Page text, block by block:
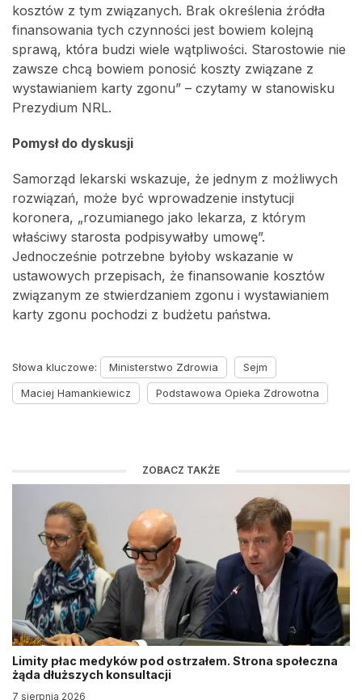
kosztów z tym związanych. Brak określenia źródła
finansowania tych czynności jest bowiem kolejną
sprawą, która budzi wiele wątpliwości. Starostowie nie
zawsze chcą bowiem ponosić koszty związane z
wystawianiem karty zgonu” – czytamy w stanowisku
Prezydium NRL.
Pomysł do dyskusji
Samorząd lekarski wskazuje, że jednym z możliwych
rozwiązań, może być wprowadzenie instytucji
koronera, „rozumianego jako lekarza, z którym
właściwy starosta podpisywałby umowę”.
Jednocześnie potrzebne byłoby wskazanie w
ustawowych przepisach, że finansowanie kosztów
związanym ze stwierdzaniem zgonu i wystawianiem
karty zgonu pochodzi z budżetu państwa.
Słowa kluczowe: Ministerstwo Zdrowia
Sejm
Maciej Hamankiewicz
Podstawowa Opieka Zdrowotna
ZOBACZ TAKŻE
Limity płac medyków pod ostrzałem. Strona społeczna
żąda dłuższych konsultacji
7 sierpnia 2026